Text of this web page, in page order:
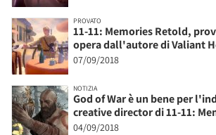
PROVATO
11-11: Memories Retold,
opera dall'autore di Valiant
07/09/2018
NOTIZIA
God of War è un bene per
creative director di 11-11:
04/09/2018